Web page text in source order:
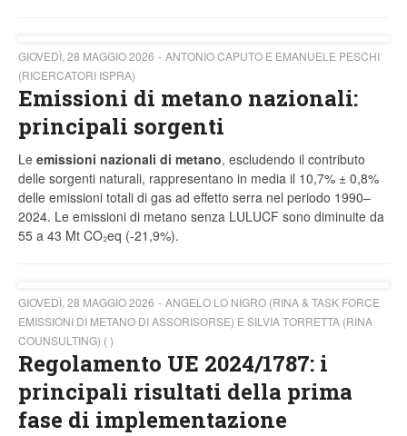
GIOVEDÌ, 28 MAGGIO 2026
ANTONIO CAPUTO E EMANUELE PESCHI
(RICERCATORI ISPRA)
Emissioni di metano nazionali:
principali sorgenti
Le emissioni nazionali di metano, escludendo il contributo
delle sorgenti naturali, rappresentano in media il 10,7% ± 0,8%
delle emissioni totali di gas ad effetto serra nel periodo 1990–
2024. Le emissioni di metano senza LULUCF sono diminuite da
55 a 43 Mt CO₂eq (-21,9%).
GIOVEDÌ, 28 MAGGIO 2026
ANGELO LO NIGRO (RINA & TASK FORCE
EMISSIONI DI METANO DI ASSORISORSE) E SILVIA TORRETTA (RINA
COUNSULTING) ( )
Regolamento UE 2024/1787: i
principali risultati della prima
fase di implementazione